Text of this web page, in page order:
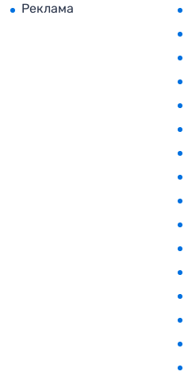
Реклама